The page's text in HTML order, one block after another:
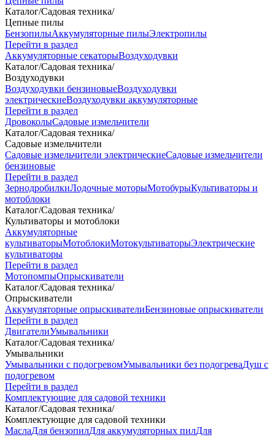
Каталог/Садовая техника/
Цепные пилы
БензопилыАккумуляторные пилыЭлектропилы
Перейти в раздел
Аккумуляторные секаторыВоздуходувки
Каталог/Садовая техника/
Воздуходувки
Воздуходувки бензиновыеВоздуходувки
электрическиеВоздуходувки аккумуляторные
Перейти в раздел
ДровоколыСадовые измельчители
Каталог/Садовая техника/
Садовые измельчители
Садовые измельчители электрическиеСадовые измельчители
бензиновые
Перейти в раздел
ЗернодробилкиЛодочные моторыМотобурыКультиваторы и
мотоблоки
Каталог/Садовая техника/
Культиваторы и мотоблоки
Аккумуляторные
культиваторыМотоблокиМотокультиваторыЭлектрические
культиваторы
Перейти в раздел
МотопомпыОпрыскиватели
Каталог/Садовая техника/
Опрыскиватели
Аккумуляторные опрыскивателиБензиновые опрыскиватели
Перейти в раздел
ДвигателиУмывальники
Каталог/Садовая техника/
Умывальники
Умывальники с подогревомУмывальники без подогреваДуш с
подогревом
Перейти в раздел
Комплектующие для садовой техники
Каталог/Садовая техника/
Комплектующие для садовой техники
МаслаДля бензопилДля аккумуляторных пилДля